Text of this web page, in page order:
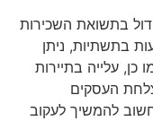
בתשואת השכירות
בתשתיות, ניתן
כן, עלייה בתיירות
העסקים
להמשיך לעקוב